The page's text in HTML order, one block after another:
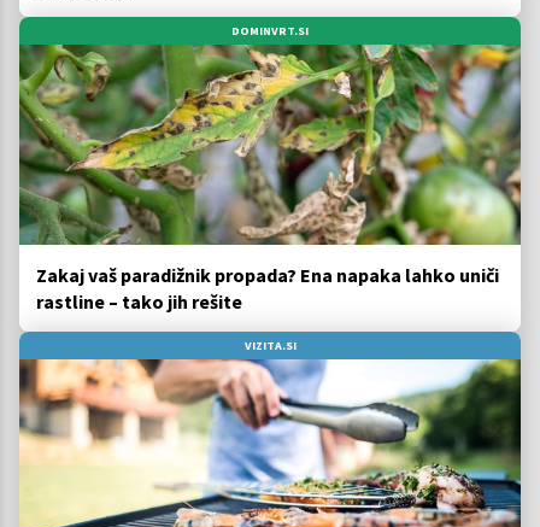
DOMINVRT.SI
Zakaj vaš paradižnik propada? Ena napaka lahko uniči
rastline – tako jih rešite
VIZITA.SI